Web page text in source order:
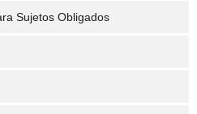
Sujetos Obligados